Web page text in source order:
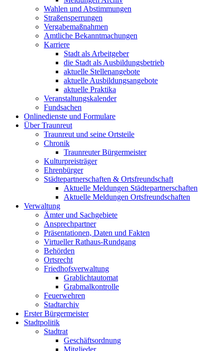
Wahlen und Abstimmungen
Straßensperrungen
Vergabemaßnahmen
Amtliche Bekanntmachungen
Karriere
Stadt als Arbeitgeber
die Stadt als Ausbildungsbetrieb
aktuelle Stellenangebote
aktuelle Ausbildungsangebote
aktuelle Praktika
Veranstaltungskalender
Fundsachen
Onlinedienste und Formulare
Über Traunreut
Traunreut und seine Ortsteile
Chronik
Traunreuter Bürgermeister
Kulturpreisträger
Ehrenbürger
Städtepartnerschaften & Ortsfreundschaft
Aktuelle Meldungen Städtepartnerschaften
Aktuelle Meldungen Ortsfreundschaften
Verwaltung
Ämter und Sachgebiete
Ansprechpartner
Präsentationen, Daten und Fakten
Virtueller Rathaus-Rundgang
Behörden
Ortsrecht
Friedhofsverwaltung
Grablichtautomat
Grabmalkontrolle
Feuerwehren
Stadtarchiv
Erster Bürgermeister
Stadtpolitik
Stadtrat
Geschäftsordnung
Mitglieder